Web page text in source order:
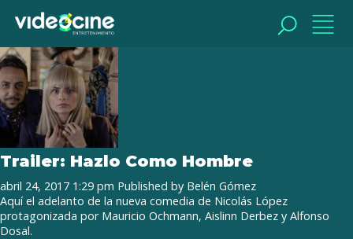
Tag Archive: trailer oficial
Trailer: Hazlo Como Hombre
abril 24, 2017 1:29 pm Published by Belén Gómez
Aquí el adelanto de la nueva comedia de Nicolás López
protagonizada por Mauricio Ochmann, Aislinn Derbez y Alfonso
Dosal.